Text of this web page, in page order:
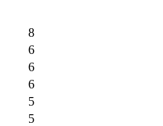
8
6
6
6
5
5